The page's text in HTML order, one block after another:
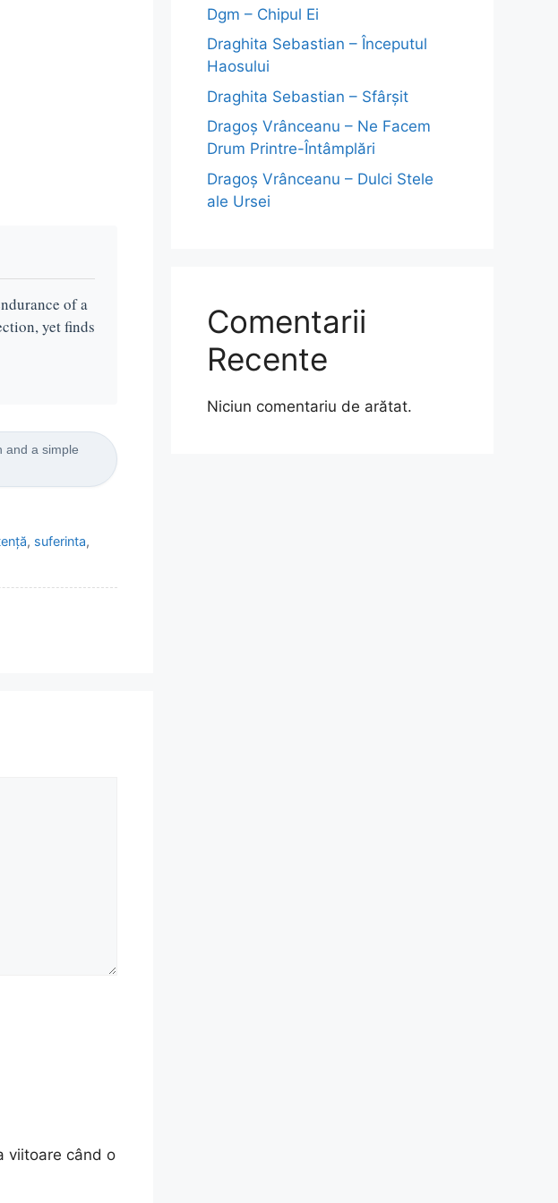
of a
yet finds
and a simple
, suferinta,
viitoare când o
Dgm – Chipul Ei
Draghita Sebastian – Începutul
Haosului
Draghita Sebastian – Sfârșit
Dragoş Vrânceanu – Ne Facem
Drum Printre-Întâmplări
Dragoş Vrânceanu – Dulci Stele
ale Ursei
Comentarii
Recente
Niciun comentariu de arătat.